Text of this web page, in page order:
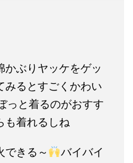
かぶりヤッケをゲッ
みるとすごくかわい
っと着るのがおすす
も着れるしね
できる～
バイバイ